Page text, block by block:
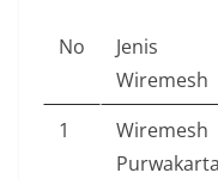
No
Jenis
Wiremesh
1
Wiremesh
Purwakarta